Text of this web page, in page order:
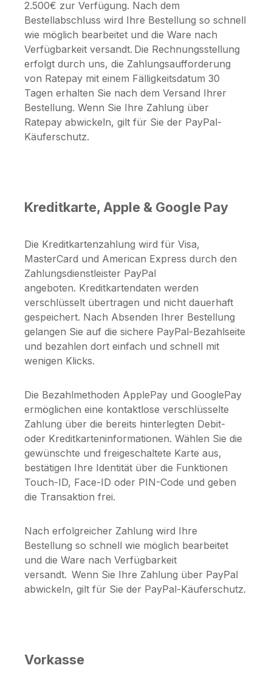
2.500€ zur Verfügung. Nach dem
Bestellabschluss wird Ihre Bestellung so schnell
wie möglich bearbeitet und die Ware nach
Verfügbarkeit versandt. Die Rechnungsstellung
erfolgt durch uns, die Zahlungsaufforderung
von Ratepay mit einem Fälligkeitsdatum 30
Tagen erhalten Sie nach dem Versand Ihrer
Bestellung. Wenn Sie Ihre Zahlung über
Ratepay abwickeln, gilt für Sie der PayPal-
Käuferschutz.
Kreditkarte, Apple & Google Pay
Die Kreditkartenzahlung wird für Visa,
MasterCard und American Express durch den
Zahlungsdienstleister PayPal
angeboten. Kreditkartendaten werden
verschlüsselt übertragen und nicht dauerhaft
gespeichert. Nach Absenden Ihrer Bestellung
gelangen Sie auf die sichere PayPal-Bezahlseite
und bezahlen dort einfach und schnell mit
wenigen Klicks.
Die Bezahlmethoden ApplePay und GooglePay
ermöglichen eine kontaktlose verschlüsselte
Zahlung über die bereits hinterlegten Debit-
oder Kreditkarteninformationen. Wählen Sie die
gewünschte und freigeschaltete Karte aus,
bestätigen Ihre Identität über die Funktionen
Touch-ID, Face-ID oder PIN-Code und geben
die Transaktion frei.
Nach erfolgreicher Zahlung wird Ihre
Bestellung so schnell wie möglich bearbeitet
und die Ware nach Verfügbarkeit
versandt. Wenn Sie Ihre Zahlung über PayPal
abwickeln, gilt für Sie der PayPal-Käuferschutz.
Vorkasse